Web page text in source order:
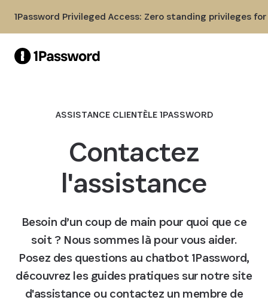
1Password Privileged Access: Zero standing privileges
ASSISTANCE CLIENTÈLE 1PASSWORD
Contactez
l'assistance
Besoin d’un coup de main pour quoi que ce
soit ? Nous sommes là pour vous aider.
Posez des questions au chatbot 1Password,
découvrez les guides pratiques sur notre site
d'assistance ou contactez un membre de